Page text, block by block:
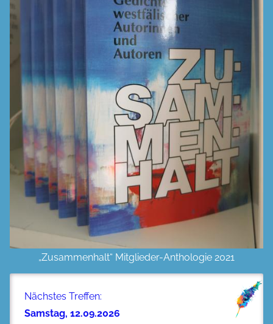
„Zusammenhalt“ Mitglieder-Anthologie 2021
Nächstes Treffen:
Samstag, 12.09.2026